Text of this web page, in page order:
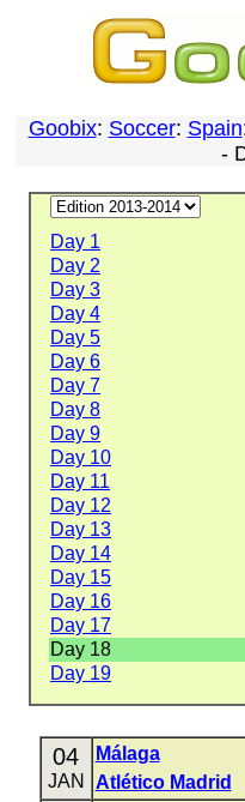
Goobix: Soccer: Spain
-
Day 1
Day 2
Day 3
Day 4
Day 5
Day 6
Day 7
Day 8
Day 9
Day 10
Day 11
Day 12
Day 13
Day 14
Day 15
Day 16
Day 17
Day 18
Day 19
04
JAN
Málaga
Atlético Madrid